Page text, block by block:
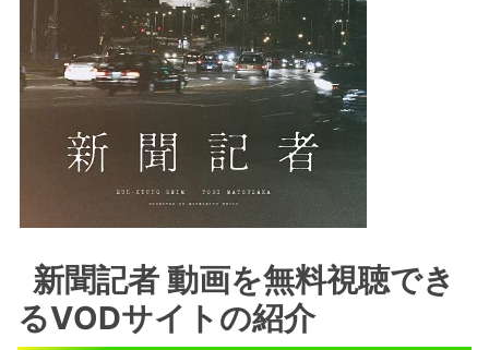
新聞記者 動画を無料視聴でき
るVODサイトの紹介